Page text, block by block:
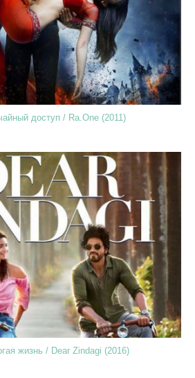
доступ / Ra.One (2011)
жизнь / Dear Zindagi (2016)